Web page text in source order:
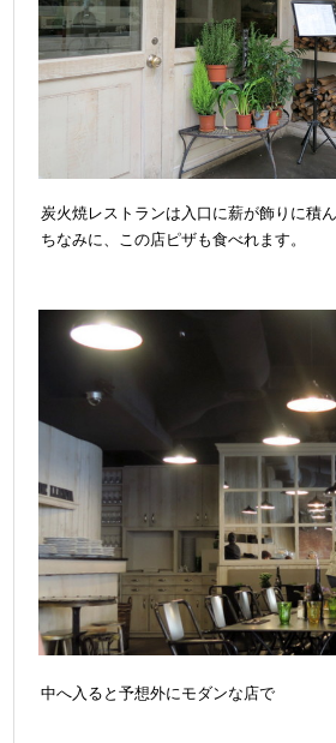
炭火焼レストランは入口に薪が飾りに積ん
ちなみに、この店ピザも食べれます。
中へ入ると予想外にモダンな店で